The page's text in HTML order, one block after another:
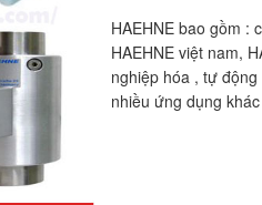
HAEHNE bao gồm :
HAEHNE việt nam,
nghiệp hóa , tự
nhiều ứng dụng